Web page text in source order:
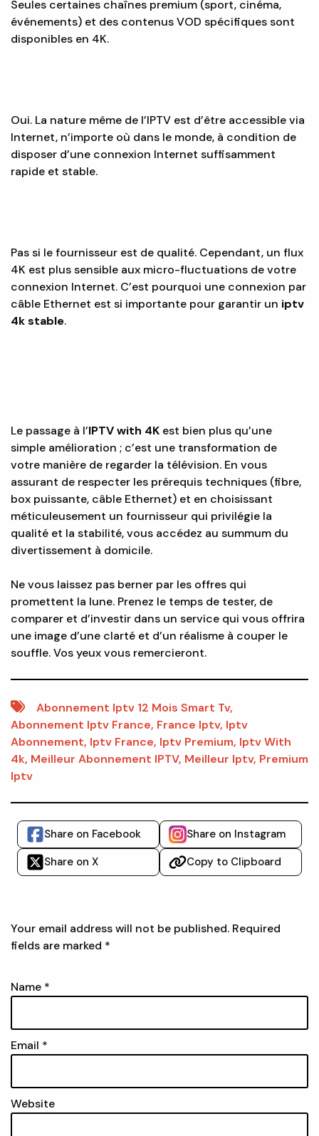
Seules certaines chaînes premium (sport, cinéma,
événements) et des contenus VOD spécifiques sont
disponibles en 4K.
Oui. La nature même de l’IPTV est d’être accessible via
Internet, n’importe où dans le monde, à condition de
disposer d’une connexion Internet suffisamment
rapide et stable.
Pas si le fournisseur est de qualité. Cependant, un flux
4K est plus sensible aux micro-fluctuations de votre
connexion Internet. C’est pourquoi une connexion par
câble Ethernet est si importante pour garantir un iptv
4k stable.
Le passage à l’IPTV with 4K est bien plus qu’une
simple amélioration ; c’est une transformation de
votre manière de regarder la télévision. En vous
assurant de respecter les prérequis techniques (fibre,
box puissante, câble Ethernet) et en choisissant
méticuleusement un fournisseur qui privilégie la
qualité et la stabilité, vous accédez au summum du
divertissement à domicile.
Ne vous laissez pas berner par les offres qui
promettent la lune. Prenez le temps de tester, de
comparer et d’investir dans un service qui vous offrira
une image d’une clarté et d’un réalisme à couper le
souffle. Vos yeux vous remercieront.
Abonnement Iptv 12 Mois Smart Tv,
Abonnement Iptv France, France Iptv, Iptv
Abonnement, Iptv France, Iptv Premium, Iptv With
4k, Meilleur Abonnement IPTV, Meilleur Iptv, Premium
Iptv
Share on Facebook
Share on Instagram
Share on X
Copy to Clipboard
Your email address will not be published. Required
fields are marked *
Name *
Email *
Website